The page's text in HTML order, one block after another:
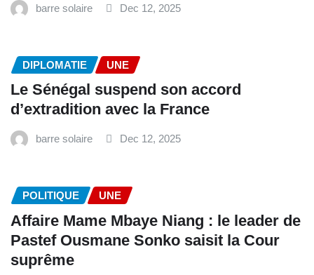
barre solaire Dec 12, 2025
DIPLOMATIE UNE
Le Sénégal suspend son accord
d’extradition avec la France
barre solaire Dec 12, 2025
POLITIQUE UNE
Affaire Mame Mbaye Niang : le leader de
Pastef Ousmane Sonko saisit la Cour
suprême